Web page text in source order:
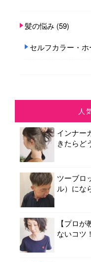
髪の悩み (59)
セルフカラー・
人
インナー
きたらど
ツーブロ
ル）にな
【プロ
ないコツ